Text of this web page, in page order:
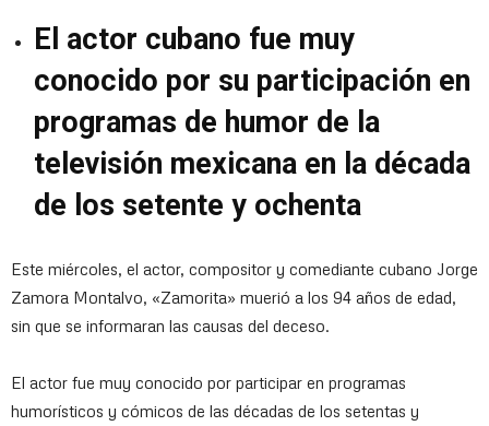
El actor cubano fue muy
conocido por su participación en
programas de humor de la
televisión mexicana en la década
de los setente y ochenta
Este miércoles, el actor, compositor y comediante cubano Jorge
Zamora Montalvo, «Zamorita» muerió a los 94 años de edad,
sin que se informaran las causas del deceso.
El actor fue muy conocido por participar en programas
humorísticos y cómicos de las décadas de los setentas y